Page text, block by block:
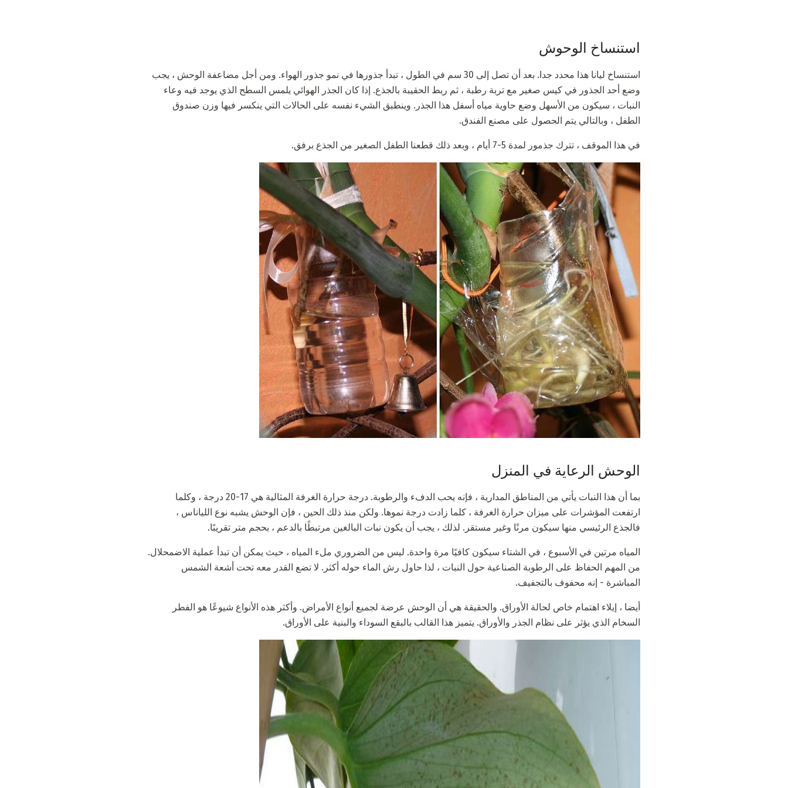
استنساخ الوحوش
استنساخ ليانا هذا محدد جدا. بعد أن تصل إلى 30 سم في الطول ، تبدأ جذورها في نمو جذور الهواء. ومن أجل مضاعفة الوحش ، يجب
وضع أحد الجذور في كيس صغير مع تربة رطبة ، ثم ربط الحقيبة بالجذع. إذا كان الجذر الهوائي يلمس السطح الذي يوجد فيه وعاء
النبات ، سيكون من الأسهل وضع حاوية مياه أسفل هذا الجذر. وينطبق الشيء نفسه على الحالات التي ينكسر فيها وزن صندوق
الطفل ، وبالتالي يتم الحصول على مصنع الفندق.
في هذا الموقف ، تترك جذمور لمدة 5-7 أيام ، وبعد ذلك قطعنا الطفل الصغير من الجذع برفق.
الوحش الرعاية في المنزل
بما أن هذا النبات يأتي من المناطق المدارية ، فإنه يحب الدفء والرطوبة. درجة حرارة الغرفة المثالية هي 17-20 درجة ، وكلما
ارتفعت المؤشرات على ميزان حرارة الغرفة ، كلما زادت درجة نموها. ولكن منذ ذلك الحين ، فإن الوحش يشبه نوع اللياناس ،
فالجذع الرئيسي منها سيكون مرنًا وغير مستقر. لذلك ، يجب أن يكون نبات البالغين مرتبطًا بالدعم ، بحجم متر تقريبًا.
المياه مرتين في الأسبوع ، في الشتاء سيكون كافيًا مرة واحدة. ليس من الضروري ملء المياه ، حيث يمكن أن تبدأ عملية الاضمحلال.
من المهم الحفاظ على الرطوبة الصناعية حول النبات ، لذا حاول رش الماء حوله أكثر. لا تضع القدر معه تحت أشعة الشمس
المباشرة - إنه محفوف بالتجفيف.
أيضا ، إيلاء اهتمام خاص لحالة الأوراق. والحقيقة هي أن الوحش عرضة لجميع أنواع الأمراض. وأكثر هذه الأنواع شيوعًا هو الفطر
السخام الذي يؤثر على نظام الجذر والأوراق. يتميز هذا القالب بالبقع السوداء والبنية على الأوراق.